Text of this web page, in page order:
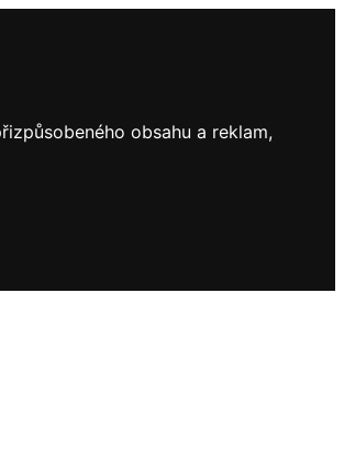
obsahu a reklam,